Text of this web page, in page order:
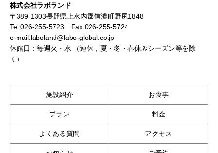
株式会社ラボランド
〒389-1303長野県上水内郡信濃町野尻1848
Tel:026-255-5723 Fax:026-255-5724
e-mail:laboland@labo-global.co.jp
休館日：毎週火・水 （連休，夏・冬・春休みシーズン等を除
く）
施設紹介 お食事
プラン 料金
よくある質問 アクセス